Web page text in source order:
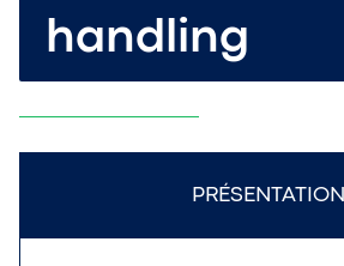
handling
PRÉSENTATION